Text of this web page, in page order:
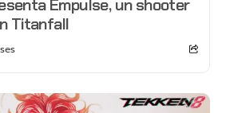
Empulse, un shooter
Titanfall